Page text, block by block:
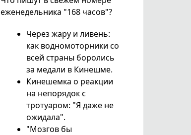
еженедельника "168 часов"?
Через жару и ливень:
как водномоторники со
всей страны боролись
за медали в Кинешме.
Кинешемка о реакции
на непорядок с
тротуаром: "Я даже не
ожидала".
"Мозгов бы